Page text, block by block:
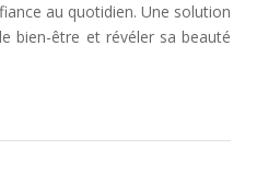
au quotidien. Une solution
bien-être et révéler sa beauté